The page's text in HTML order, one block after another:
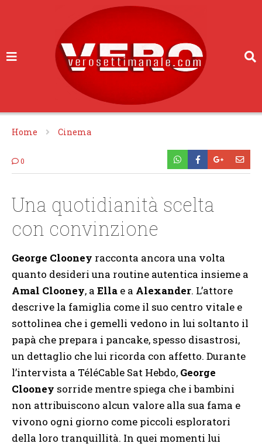
Home Cinema
0
Una quotidianità scelta
con convinzione
George Clooney racconta ancora una volta
quanto desideri una routine autentica insieme a
Amal Clooney, a Ella e a Alexander. L’attore
descrive la famiglia come il suo centro vitale e
sottolinea che i gemelli vedono in lui soltanto il
papà che prepara i pancake, spesso disastrosi,
un dettaglio che lui ricorda con affetto. Durante
l’intervista a TéléCable Sat Hebdo, George
Clooney sorride mentre spiega che i bambini
non attribuiscono alcun valore alla sua fama e
vivono ogni giorno come piccoli esploratori
della loro tranquillità. In quei momenti lui